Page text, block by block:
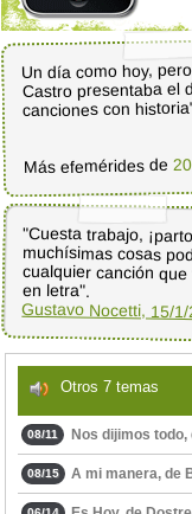
Un día como hoy,
Castro presentaba el
canciones con
Más efemérides de
"Cuesta trabajo,
muchísimas cosas
cualquier canción
en letra".
Gustavo Nocetti, 15/
Otros 7 temas
08/11 Nos dijimos todo,
08/15 A mi manera, de